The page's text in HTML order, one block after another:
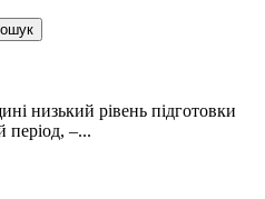
низький рівень підготовки
період, –...